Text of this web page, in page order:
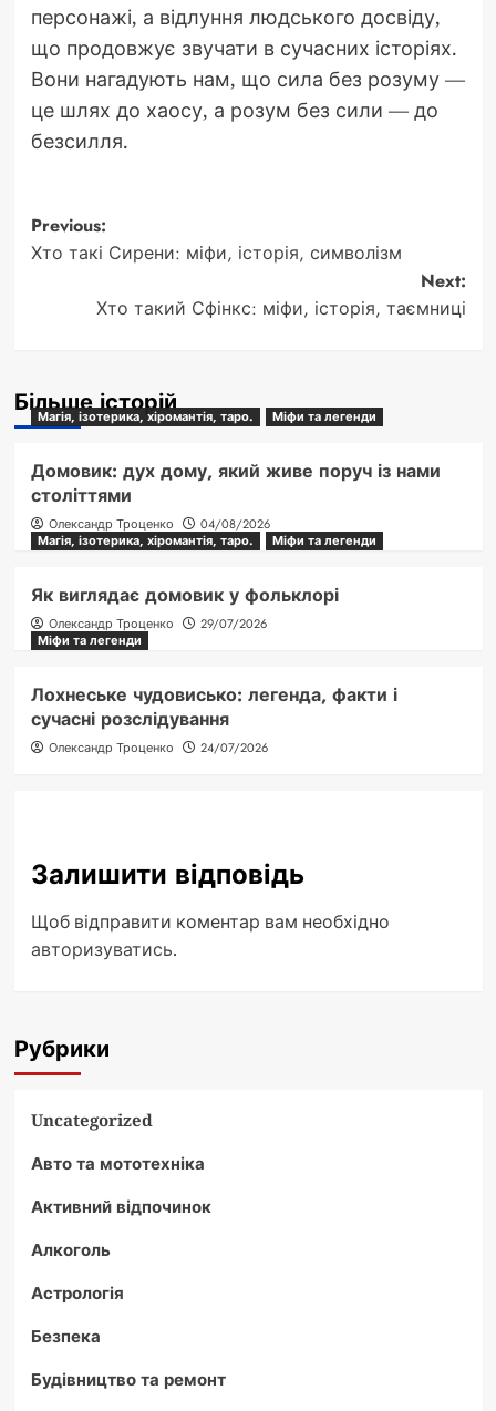
персонажі, а відлуння людського досвіду,
що продовжує звучати в сучасних історіях.
Вони нагадують нам, що сила без розуму —
це шлях до хаосу, а розум без сили — до
безсилля.
Post
navigation
Previous:
Хто такі Сирени: міфи, історія, символізм
Next:
Хто такий Сфінкс: міфи, історія, таємниці
Більше історій
Магія, ізотерика, хіромантія, таро. Міфи та легенди
Домовик: дух дому, який живе поруч із нами
століттями
Олександр Троценко
04/08/2026
Магія, ізотерика, хіромантія, таро.
Міфи та легенди
Як виглядає домовик у фольклорі
Олександр Троценко
29/07/2026
Міфи та легенди
Лохнеське чудовисько: легенда, факти і
сучасні розслідування
Олександр Троценко 24/07/2026
Залишити відповідь
Щоб відправити коментар вам необхідно
авторизуватись.
Рубрики
Uncategorized
Авто та мототехніка
Активний відпочинок
Алкоголь
Астрологія
Безпека
Будівництво та ремонт